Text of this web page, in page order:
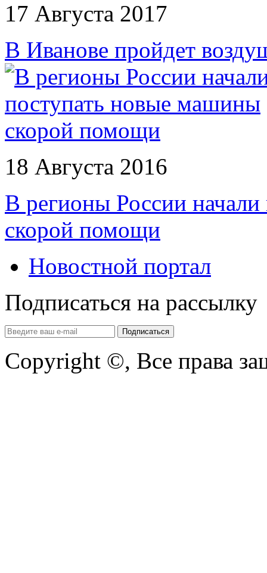
17 Августа 2017
В Иванове пройдет
18 Августа 2016
В регионы России
скорой помощи
Новостной портал
Подписаться на рассылку
Copyright ©, Все права